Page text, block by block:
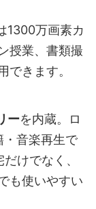
1300万画素カ
授業、書類撮
できます。
ーを内蔵。ロ
・音楽再生で
けでなく、
も使いやすい